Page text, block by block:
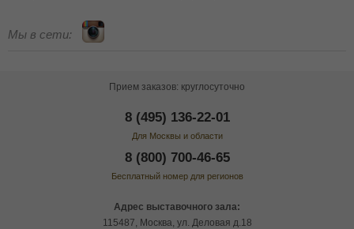
Мы в сети:
Прием заказов: круглосуточно
8 (495) 136-22-01
Для Москвы и области
8 (800) 700-46-65
Бесплатный номер для регионов
Адрес выставочного зала:
115487, Москва, ул. Деловая д.18